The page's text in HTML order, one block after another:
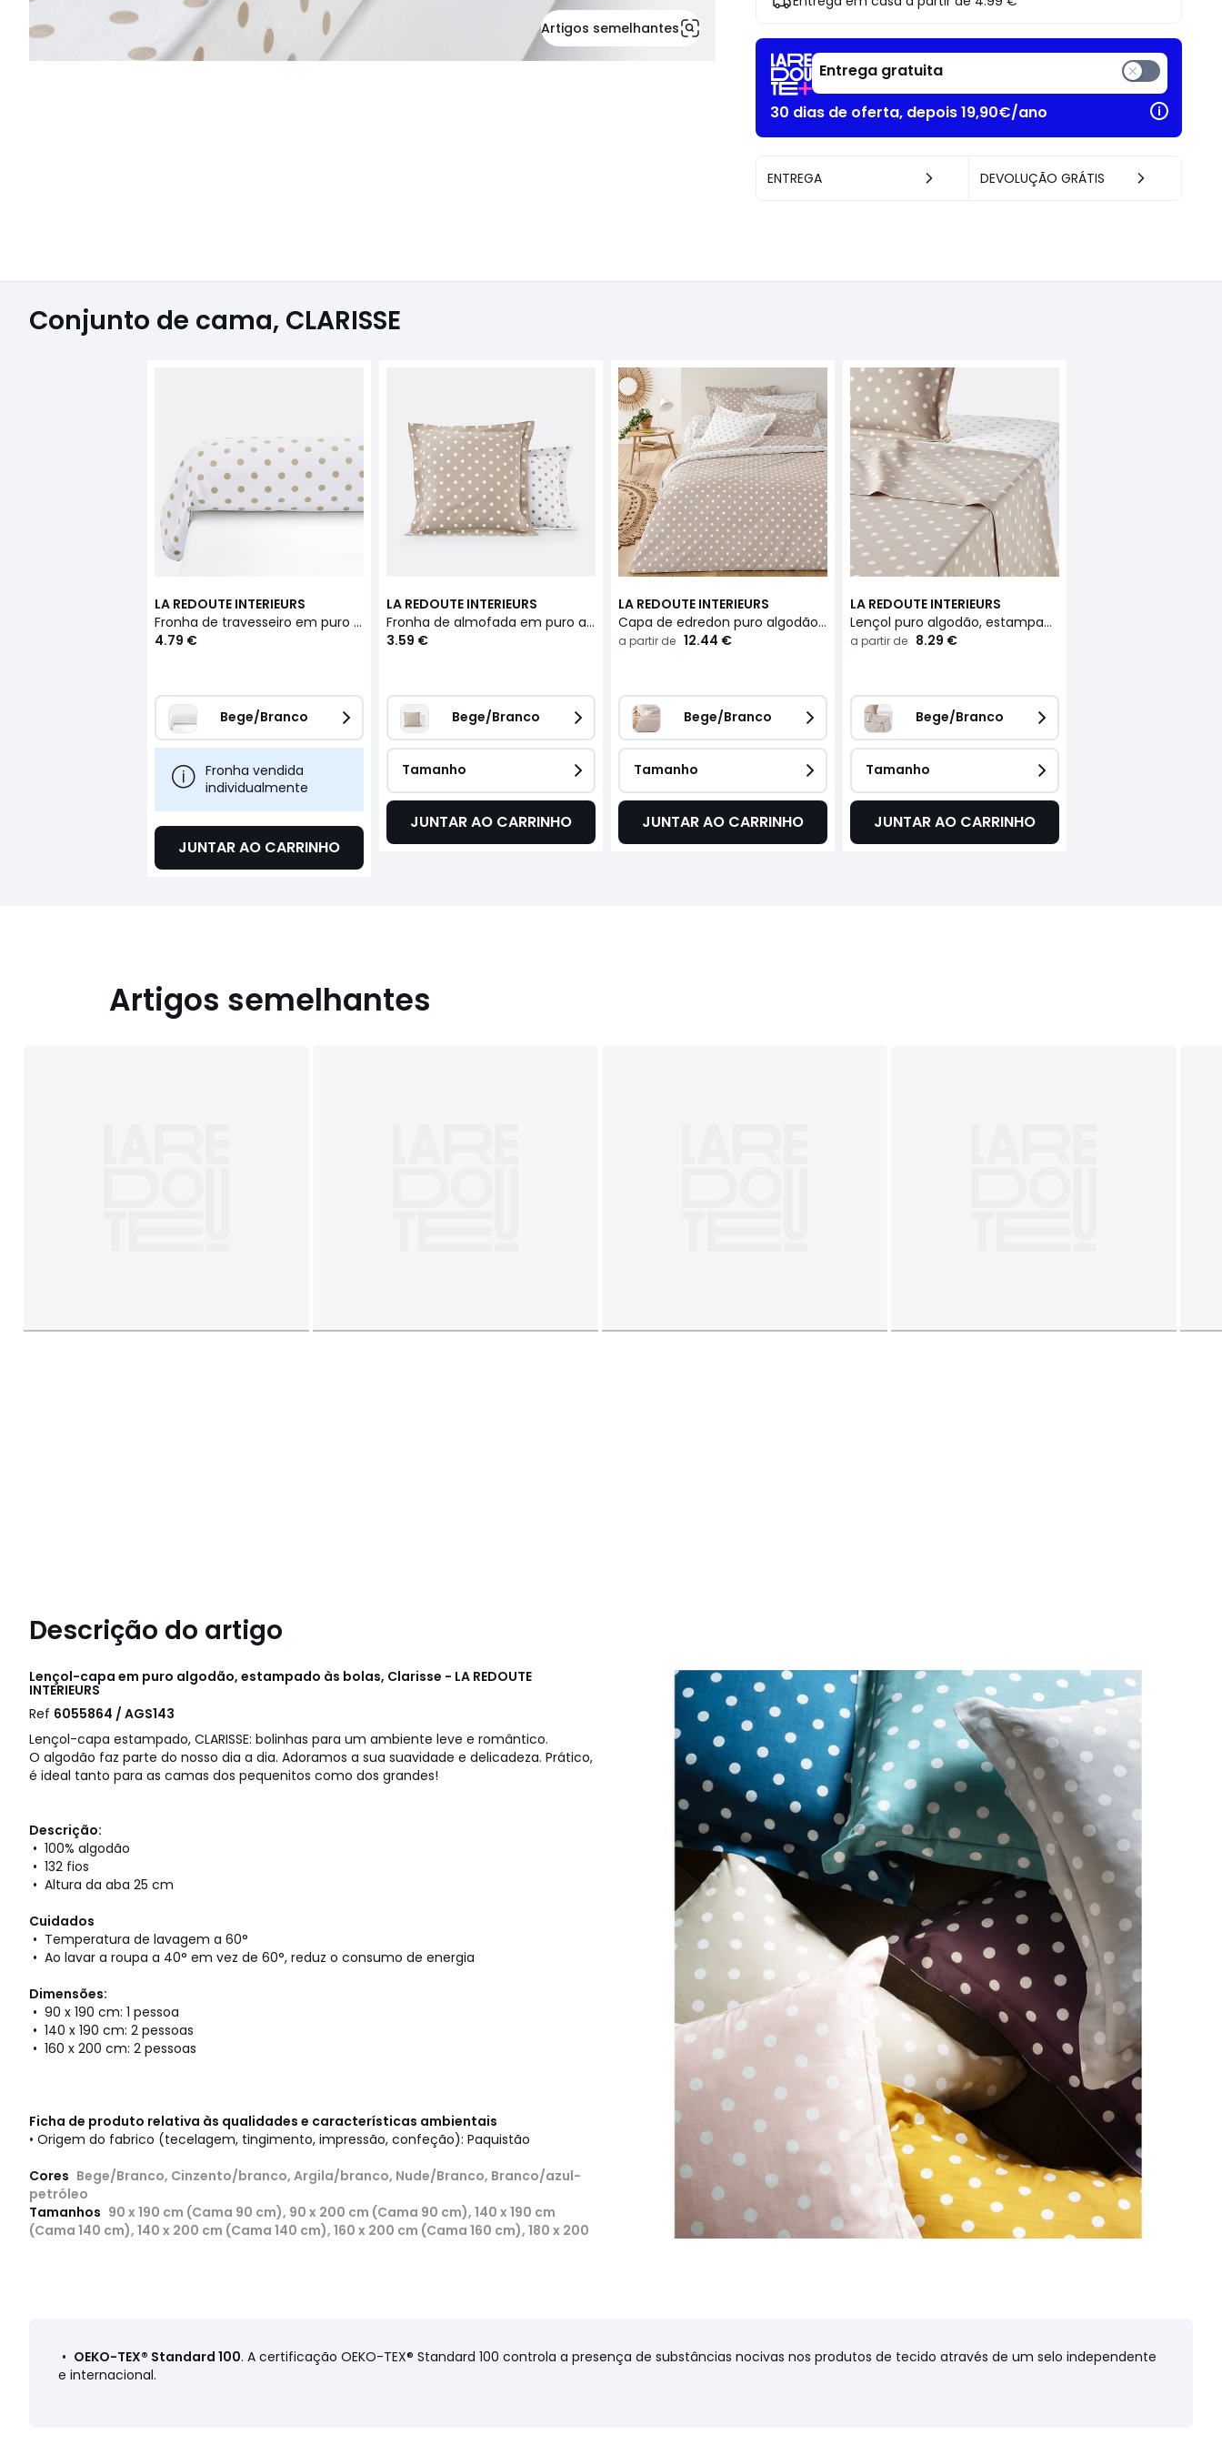
Artigos semelhantes
Entrega gratuita
30 dias de oferta, depois 19,90€/ano
ENTREGA DEVOLUÇÃO GRÁTIS
Conjunto de cama, CLARISSE
LA REDOUTE INTERIEURS
Fronha de travesseiro em puro algodão, estampado às bolas, Clarisse
4.79 €
Bege/Branco
Fronha vendida
individualmente
JUNTAR AO CARRINHO
LA REDOUTE INTERIEURS
Fronha de almofada em puro algodão, estampado às bolas, Clarisse
3.59 €
Bege/Branco
Tamanho
JUNTAR AO CARRINHO
LA REDOUTE INTERIEURS
Capa de edredon puro algodão estampado às bolas, Clarisse
a partir de 12.44 €
Bege/Branco
Tamanho
JUNTAR AO CARRINHO
LA REDOUTE INTERIEURS
Lençol puro algodão, estampado às bolas, Clarisse
a partir de 8.29 €
Bege/Branco
Tamanho
JUNTAR AO CARRINHO
Artigos semelhantes
Descrição do artigo
Lençol-capa em puro algodão, estampado às bolas, Clarisse - LA REDOUTE
INTERIEURS
Ref 6055864 / AGS143
Lençol-capa estampado, CLARISSE: bolinhas para um ambiente leve e romântico.
O algodão faz parte do nosso dia a dia. Adoramos a sua suavidade e delicadeza. Prático,
é ideal tanto para as camas dos pequenitos como dos grandes!
Descrição:
• 100% algodão
• 132 fios
• Altura da aba 25 cm
Cuidados
• Temperatura de lavagem a 60°
• Ao lavar a roupa a 40° em vez de 60°, reduz o consumo de energia
Dimensões:
• 90 x 190 cm: 1 pessoa
• 140 x 190 cm: 2 pessoas
• 160 x 200 cm: 2 pessoas
Ficha de produto relativa às qualidades e características ambientais
• Origem do fabrico (tecelagem, tingimento, impressão, confeção): Paquistão
Cores Bege/Branco, Cinzento/branco, Argila/branco, Nude/Branco, Branco/azul-
petróleo
Tamanhos 90 x 190 cm (Cama 90 cm), 90 x 200 cm (Cama 90 cm), 140 x 190 cm
(Cama 140 cm), 140 x 200 cm (Cama 140 cm), 160 x 200 cm (Cama 160 cm), 180 x 200
• OEKO-TEX® Standard 100. A certificação OEKO-TEX® Standard 100 controla a presença de substâncias nocivas nos produtos de tecido através de um selo independente
e internacional.